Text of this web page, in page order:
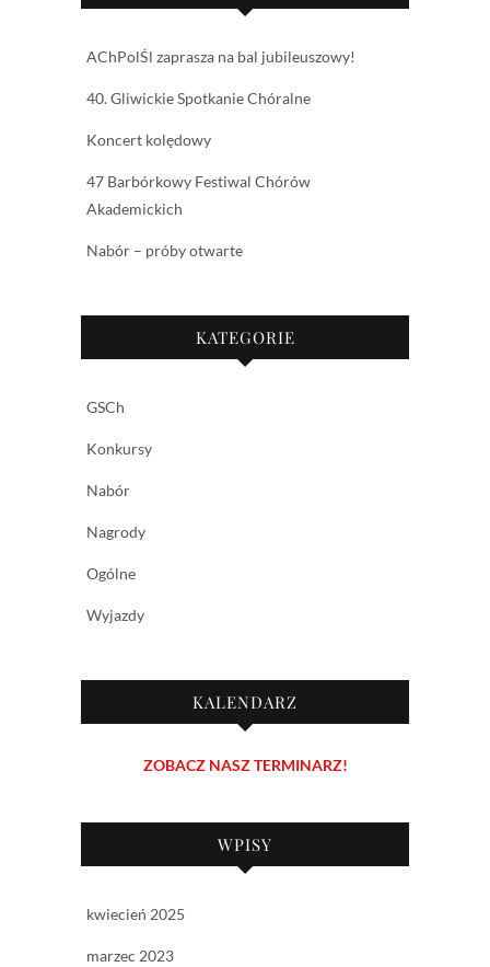
AChPolŚl zaprasza na bal jubileuszowy!
40. Gliwickie Spotkanie Chóralne
Koncert kolędowy
47 Barbórkowy Festiwal Chórów
Akademickich
Nabór – próby otwarte
KATEGORIE
GSCh
Konkursy
Nabór
Nagrody
Ogólne
Wyjazdy
KALENDARZ
ZOBACZ NASZ TERMINARZ!
WPISY
kwiecień 2025
marzec 2023